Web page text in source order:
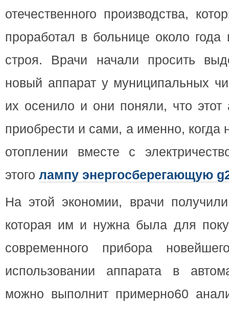
отечественного производства,
проработал в больнице около
строя. Врачи начали просить
новый аппарат у муниципальных
их осенило и они поняли, что этот
приобрести и сами, а именно, когда
отоплении вместе с
этого лампу энергосберегающую
На этой экономии, врачи
которая им и нужна была для
современного прибора
использовании аппарата в
можно выполнит примерно60